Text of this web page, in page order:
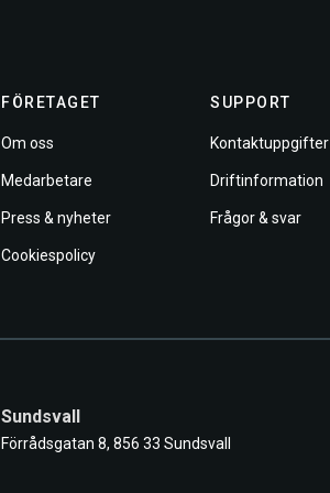
FÖRETAGET
Om oss
Medarbetare
Press & nyheter
Cookiespolicy
SUPPORT
Kontaktuppgifter
Driftinformation
Frågor & svar
Sundsvall
Förrådsgatan 8, 856 33 Sundsvall